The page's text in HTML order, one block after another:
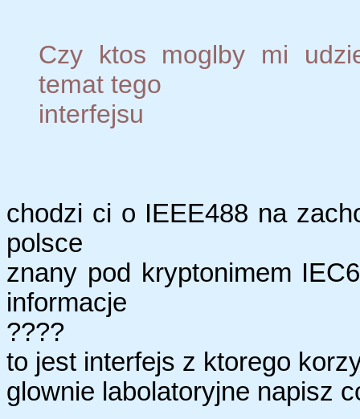
Czy ktos moglby mi
temat tego
interfejsu
chodzi ci o IEEE488 na
polsce
znany pod kryptonimem
informacje
????
to jest interfejs z ktorego
glownie labolatoryjne napisz